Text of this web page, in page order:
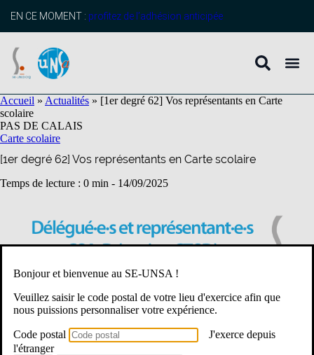
principal
EN CE MOMENT : profitez de l’adhésion anticipée
Accueil » Actualités » [1er degré 62] Vos représentants en Carte
scolaire
PAS DE CALAIS
Carte scolaire
[1er degré 62] Vos représentants en Carte scolaire
Temps de lecture : 0 min - 14/09/2025
Bonjour et bienvenue au SE-UNSA !
Veuillez saisir le code postal de votre lieu d'exercice afin que
nous puissions personnaliser votre expérience.
Code postal
J'exerce depuis
l'étranger